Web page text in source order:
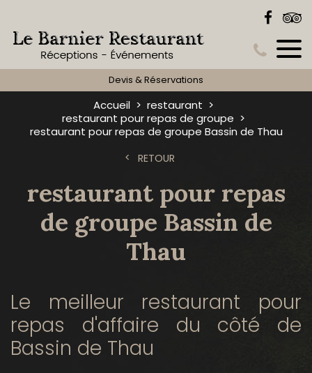
Devis & Réservations
Accueil
restaurant
restaurant pour repas de groupe
restaurant pour repas de groupe Bassin de Thau
RETOUR
restaurant pour repas
de groupe Bassin de
Thau
Le meilleur restaurant pour
repas d'affaire du côté de
Bassin de Thau